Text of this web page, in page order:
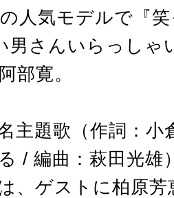
人気モデルで『
男さんいらっしゃ
部寛。
主題歌（作詞：小
/ 編曲：萩田光雄
、ゲストに柏原